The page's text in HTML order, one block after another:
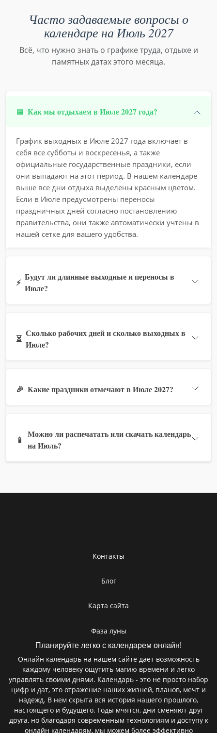
Часто задаваемые вопросы о
календаре на Июль 2027
Всё, что нужно знать о графике труда, отдыхе и
памятных датах этого месяца.
📅 Как мы отдыхаем в Июле 2027 года?
График выходных в Июле 2027 года включает в
себя все субботы и воскресенья, а также
официальные государственные праздники, если
они выпадают на этот период. В нашем календаре
выше все дни отдыха выделены красным цветом.
Если в Июле предусмотрены переносы
праздничных дней согласно постановлению
правительства, они также автоматически учтены в
нашей сетке для вашего удобства.
⚡
Будут ли длинные выходные и переносы в
Июле?
⏳
Сколько рабочих дней и сколько выходных в
Июле?
🎉 Какие праздники отмечают в Июле 2027?
📱
Можно ли распечатать или скачать календарь
на Июль?
Контакты
Блог
Карта сайта
Фаза луны
Планируйте легко с календарем онлайн!
Онлайн календарь на нашем сайте даёт возможность
каждому человеку ощутить магию времени и легко
управлять своими днями. Календарь - это не просто набор
цифр и дат, это отражение наших жизней, планов, мечт и
надежд. В нем скрыта вся история нашего прошлого,
настоящего и будущего. Годы мчятся, дни сменяют друг
друга, но благодаря современным технологиям и доступу к
онлайн календарям, мы можем более эффективно